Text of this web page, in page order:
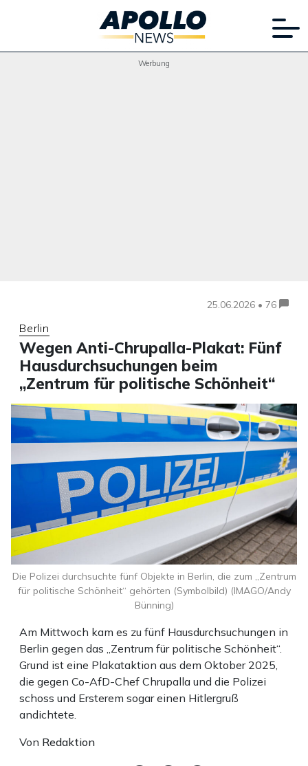
Werbung
25.06.2026 • 76
Berlin
Wegen Anti-Chrupalla-Plakat: Fünf
Hausdurchsuchungen beim
„Zentrum für politische Schönheit“
Am Mittwoch kam es zu fünf Hausdurchsuchungen in
Berlin gegen das „Zentrum für politische Schönheit“.
Grund ist eine Plakataktion aus dem Oktober 2025,
die gegen Co-AfD-Chef Chrupalla und die Polizei
schoss und Ersterem sogar einen Hitlergruß
andichtete.
Von Redaktion
Die Polizei durchsuchte fünf Objekte in Berlin, die zum „Zentrum
für politische Schönheit“ gehörten (Symbolbild) (IMAGO/Andy
Bünning)